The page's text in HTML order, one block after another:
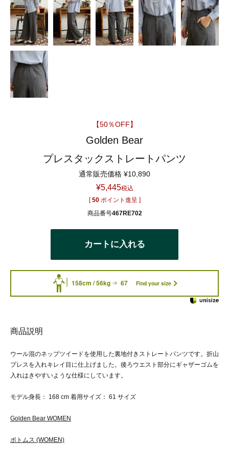
【50％OFF】
Golden Bear
プレスタックストレートパンツ
通常販売価格 ¥10,890
¥5,445税込
[ 50 ポイント進呈 ]
商品番号467RE702
カートに入れる
158cm / 56kg 67 Find your size
商品説明
ウール混のネップツイードを使用した裏地付きストレートパンツです。折山
プレスを入れキレイ目に仕上げました。後ろウエスト部分にギャザーゴムを
入れはきやすいような仕様にしています。
モデル身長： 168 cm 着用サイズ： 61 サイズ
Golden Bear WOMEN
ボトムス (WOMEN)